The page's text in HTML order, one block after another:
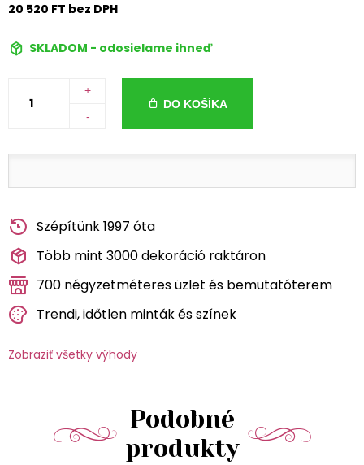
20 520 FT bez DPH
SKLADOM - odosielame ihneď
+
-
DO KOŠÍKA
Szépítünk 1997 óta
Több mint 3000 dekoráció raktáron
700 négyzetméteres üzlet és bemutatóterem
Trendi, időtlen minták és színek
Zobraziť všetky výhody
Podobné
produkty